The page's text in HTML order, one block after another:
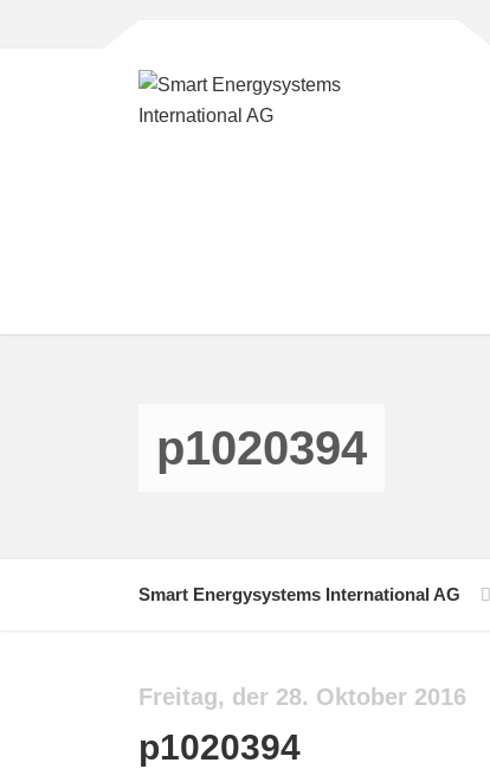
p1020394
Smart Energysystems International AG
Freitag, der 28. Oktober 2016
p1020394